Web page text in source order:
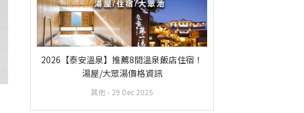
2026【泰安溫泉】推薦8間溫泉飯店住宿！
湯屋/大眾湯價格資訊
其他 - 29 Dec 2025